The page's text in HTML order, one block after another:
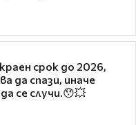
срок до 2026,
да спази, иначе
се случи.😯💥